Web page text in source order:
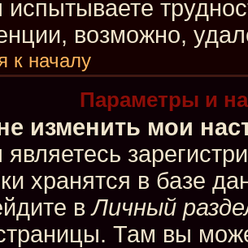
возможно,
к началу
Параметры и
изменить мои
хранятся в базе
вЛичный
Там вы